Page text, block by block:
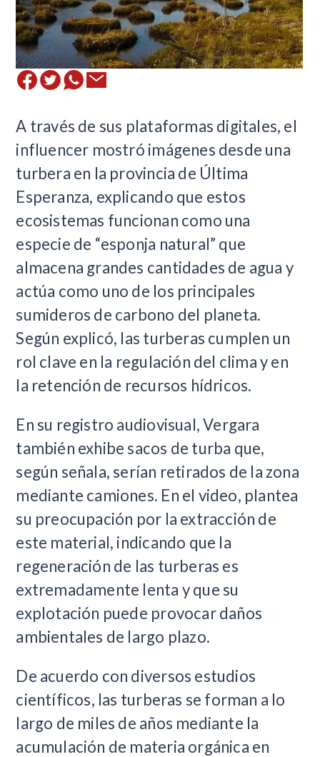
A través de sus plataformas digitales, el
influencer mostró imágenes desde una
turbera en la provincia de Última
Esperanza, explicando que estos
ecosistemas funcionan como una
especie de “esponja natural” que
almacena grandes cantidades de agua y
actúa como uno de los principales
sumideros de carbono del planeta.
Según explicó, las turberas cumplen un
rol clave en la regulación del clima y en
la retención de recursos hídricos.
En su registro audiovisual, Vergara
también exhibe sacos de turba que,
según señala, serían retirados de la zona
mediante camiones. En el video, plantea
su preocupación por la extracción de
este material, indicando que la
regeneración de las turberas es
extremadamente lenta y que su
explotación puede provocar daños
ambientales de largo plazo.
De acuerdo con diversos estudios
científicos, las turberas se forman a lo
largo de miles de años mediante la
acumulación de materia orgánica en